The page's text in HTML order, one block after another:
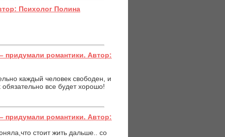
Психолог Полина
придумали романтики. Автор:
каждый человек свободен, и
все будет хорошо!
придумали романтики. Автор:
стоит жить дальше.. со